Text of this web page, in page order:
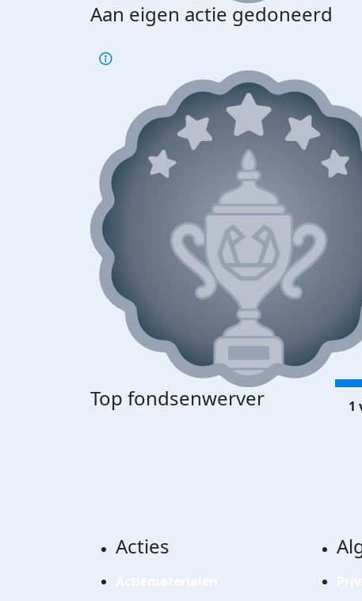
Aan eigen actie gedoneerd
Top fondsenwerver 1
Acties